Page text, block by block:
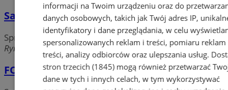
Salon Rowerowo - Sportowy UNISPORT
Sprzęt sportowy, rowery, narty
Rynek, 41-500 Chorzów
FOOTBALL SPORT - Sklep sportowy
informacji na Twoim urządzeniu oraz do
danych osobowych, takich jak Twój adres IP,
identyfikatory i dane przeglądania, w celu
spersonalizowanych reklam i treści, pomiaru reklam
treści, analizy odbiorców oraz ulepszania usług.
stron trzecich (1845)mogą również przetwarzać
dane w tych i innych celach, w tym wykorzystywać